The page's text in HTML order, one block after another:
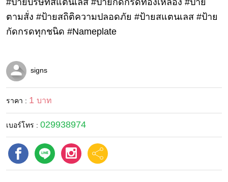
ปิ้ง
รถยนต์
และ
การ
ตกแต่ง
มือ
ถือ
ทอง
ราคา
น้ำมัน
#ป้ายบริษัทสแตนเลส #ป้ายกัดกรดทองเหลือง #ป้าย
ตามสั่ง #ป้ายสถิติความปลอดภัย #ป้ายสแตนเลส #ป้าย
กัดกรดทุกชนิด #Nameplate
signs
ราคา : 1 บาท
เบอร์โทร : 029938974